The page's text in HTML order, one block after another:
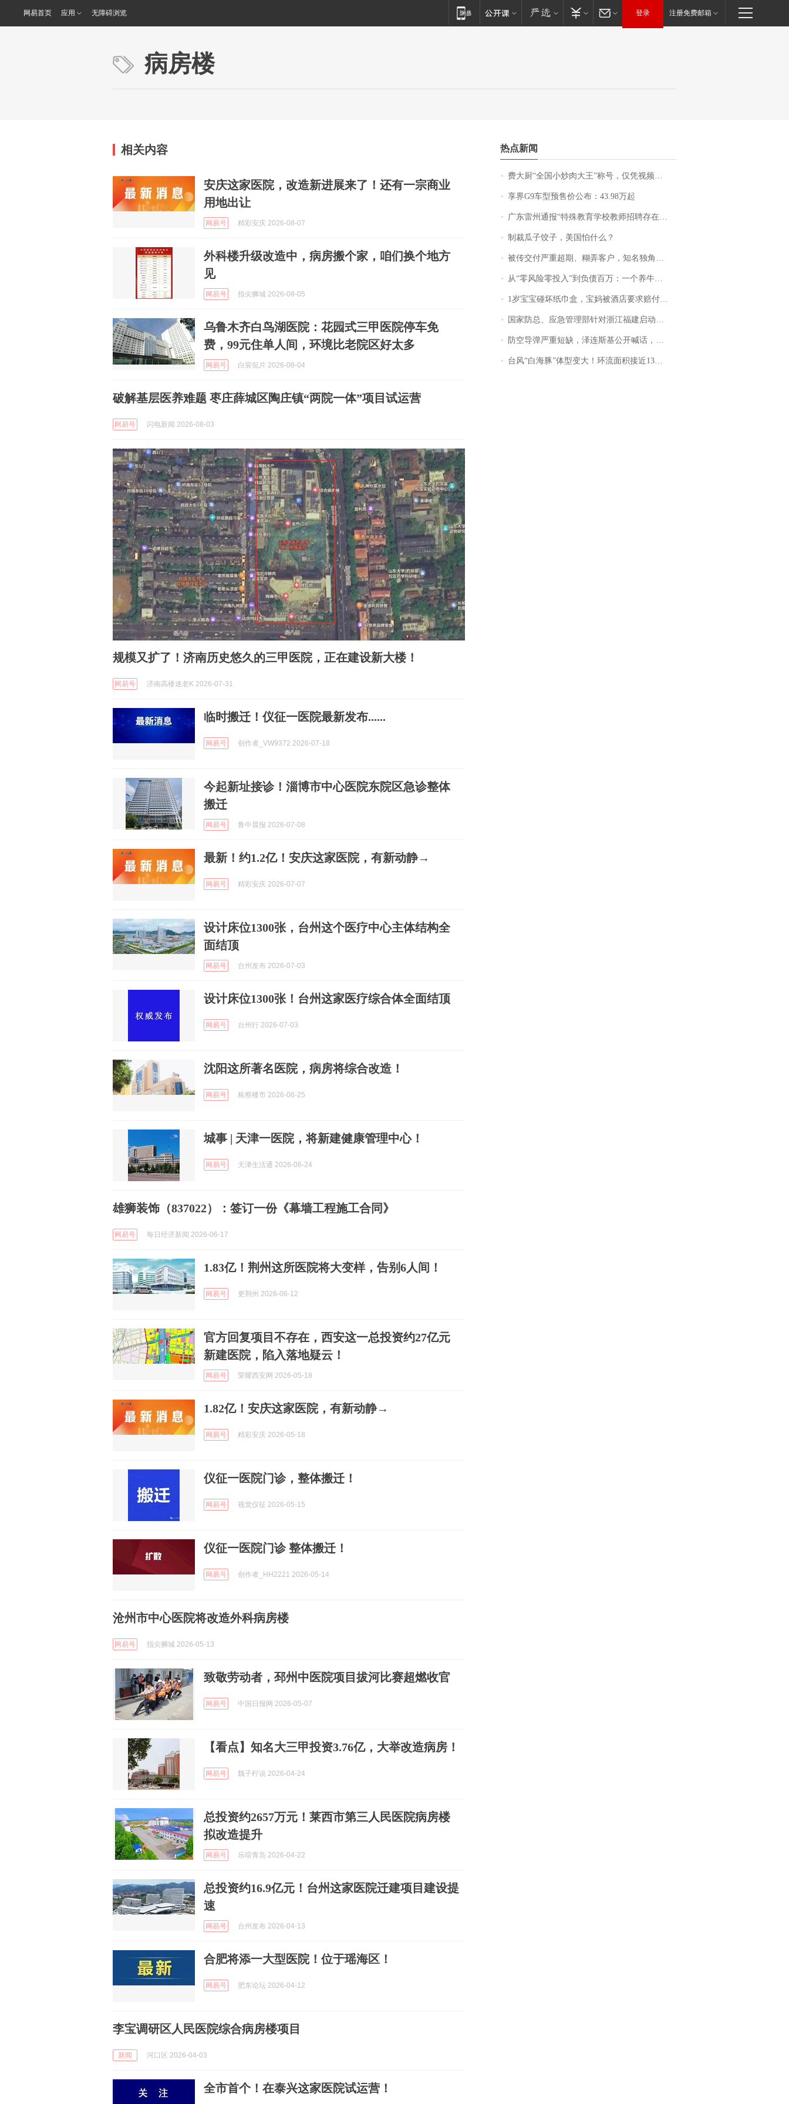
网易首页 应用 无障碍浏览 登录 注册免费邮箱
病房楼
相关内容
安庆这家医院，改造新进展来了！还有一宗商业
用地出让
网易号 精彩安庆 2026-08-07
外科楼升级改造中，病房搬个家，咱们换个地方
见
网易号 指尖狮城 2026-08-05
乌鲁木齐白鸟湖医院：花园式三甲医院停车免
费，99元住单人间，环境比老院区好太多
网易号 白宸侃片 2026-08-04
破解基层医养难题 枣庄薛城区陶庄镇“两院一体”项目试运营
网易号 闪电新闻 2026-08-03
规模又扩了！济南历史悠久的三甲医院，正在建设新大楼！
网易号 济南高楼迷老K 2026-07-31
临时搬迁！仪征一医院最新发布......
网易号 创作者_VW9372 2026-07-18
今起新址接诊！淄博市中心医院东院区急诊整体
搬迁
网易号 鲁中晨报 2026-07-08
最新！约1.2亿！安庆这家医院，有新动静→
网易号 精彩安庆 2026-07-07
设计床位1300张，台州这个医疗中心主体结构全
面结顶
网易号 台州发布 2026-07-03
设计床位1300张！台州这家医疗综合体全面结顶
网易号 台州行 2026-07-03
沈阳这所著名医院，病房将综合改造！
网易号 栋察楼市 2026-06-25
城事 | 天津一医院，将新建健康管理中心！
网易号 天津生活通 2026-06-24
雄狮装饰（837022）：签订一份《幕墙工程施工合同》
网易号 每日经济新闻 2026-06-17
1.83亿！荆州这所医院将大变样，告别6人间！
网易号 更荆州 2026-06-12
官方回复项目不存在，西安这一总投资约27亿元
新建医院，陷入落地疑云！
网易号 荣耀西安网 2026-05-18
1.82亿！安庆这家医院，有新动静→
网易号 精彩安庆 2026-05-18
仪征一医院门诊，整体搬迁！
网易号 视觉仪征 2026-05-15
仪征一医院门诊 整体搬迁！
网易号 创作者_HH2221 2026-05-14
沧州市中心医院将改造外科病房楼
网易号 指尖狮城 2026-05-13
致敬劳动者，邳州中医院项目拔河比赛超燃收官
网易号 中国日报网 2026-05-07
【看点】知名大三甲投资3.76亿，大举改造病房！
网易号 魏子柠说 2026-04-24
总投资约2657万元！莱西市第三人民医院病房楼
拟改造提升
网易号 乐喧青岛 2026-04-22
总投资约16.9亿元！台州这家医院迁建项目建设提
速
网易号 台州发布 2026-04-13
合肥将添一大型医院！位于瑶海区！
网易号 肥东论坛 2026-04-12
李宝调研区人民医院综合病房楼项目
新闻 河口区 2026-04-03
全市首个！在泰兴这家医院试运营！
热点新闻
费大厨“全国小炒肉大王”称号，仅凭视频评出？中国烹饪协会回应
享界G9车型预售价公布：43.98万起
广东雷州通报“特殊教育学校教师招聘存在违规行为”：已启动问责程序 副校长被停职
制裁瓜子饺子，美国怕什么？
被传交付严重超期、糊弄客户，知名独角兽车企创始人回应：都没证据，将依法采取措施，“本人长期与美国交管局保持沟通，对方表示肯定”
从“零风险零投入”到负债百万：一个养牛项目崩盘后，谁该为农户的贷款买单丨红星调查
1岁宝宝碰坏纸巾盒，宝妈被酒店要求赔付924元！三亚一酒店回复：骨瓷定制！网友一查价格，吵翻了
国家防总、应急管理部针对浙江福建启动防汛防台风四级应急响应
防空导弹严重短缺，泽连斯基公开喊话，乌克兰失去导弹拦截能力？
台风“白海豚”体型变大！环流面积接近13个浙江那么大